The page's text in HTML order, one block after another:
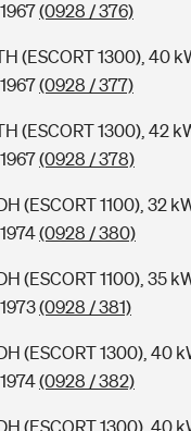
(0928 / 376)
(ESCORT 1300), 40
(0928 / 377)
(ESCORT 1300), 42
(0928 / 378)
(ESCORT 1100), 32
(0928 / 380)
(ESCORT 1100), 35
(0928 / 381)
(ESCORT 1300), 40
(0928 / 382)
(ESCORT 1300), 40